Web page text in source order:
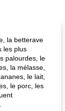
la betterave
les plus
palourdes, le
la mélasse,
le lait,
le porc, les